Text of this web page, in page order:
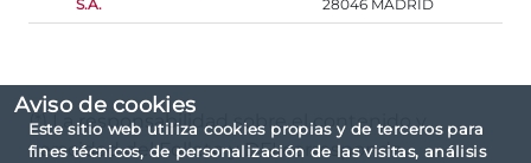
Aviso de cookies
Este sitio web utiliza cookies propias y de terceros para
fines técnicos, de personalización de las visitas, análisis
S.A.
28046 MADRID
(*) La responsabilidad sobre el contenido y
veracidad del Folleto y DFI corresponde